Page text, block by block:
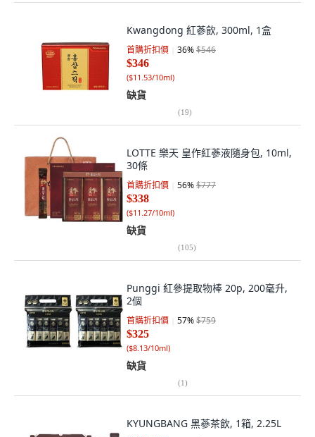
Kwangdong 紅蔘飲, 300ml, 1盒
首購折扣價 36%$546
$346
($11.53/10ml)
缺貨
(19)
LOTTE 樂天 皇作紅蔘液隨身包, 10ml,
30條
首購折扣價 56%$777
$338
($11.27/10ml)
缺貨
(105)
Punggi 紅參提取物棒 20p, 200毫升,
2個
首購折扣價 57%$759
$325
($8.13/10ml)
缺貨
(1)
KYUNGBANG 黑蔘茶飲, 1箱, 2.25L